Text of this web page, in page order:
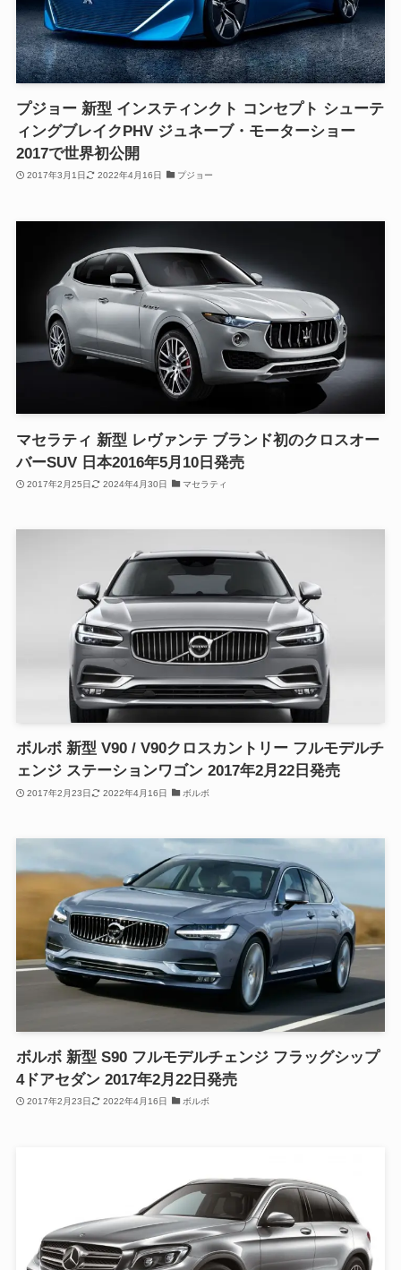
プジョー 新型 インスティンクト コンセプト シューテ
ィングブレイクPHV ジュネーブ・モーターショー
2017で世界初公開
2017年3月1日 2022年4月16日 プジョー
マセラティ 新型 レヴァンテ ブランド初のクロスオー
バーSUV 日本2016年5月10日発売
2017年2月25日 2024年4月30日 マセラティ
ボルボ 新型 V90 / V90クロスカントリー フルモデルチ
ェンジ ステーションワゴン 2017年2月22日発売
2017年2月23日 2022年4月16日 ボルボ
ボルボ 新型 S90 フルモデルチェンジ フラッグシップ
4ドアセダン 2017年2月22日発売
2017年2月23日 2022年4月16日 ボルボ